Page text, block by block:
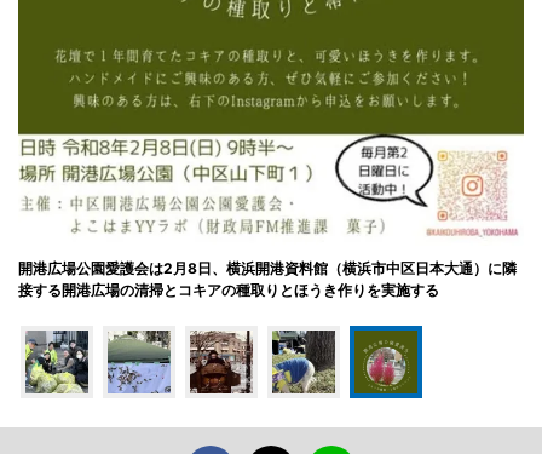
開港広場公園愛護会は2月8日、横浜開港資料館（横浜市中区日本大通）に隣
接する開港広場の清掃とコキアの種取りとほうき作りを実施する